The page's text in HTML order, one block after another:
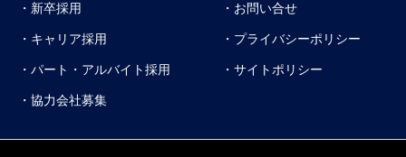
新卒採用
キャリア採用
パート・アルバイト採用
協力会社募集
お問い合せ
プライバシーポリシー
サイトポリシー